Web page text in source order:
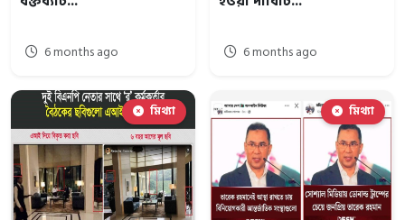
6 months ago 6 months ago
মিথ্যা মিথ্যা